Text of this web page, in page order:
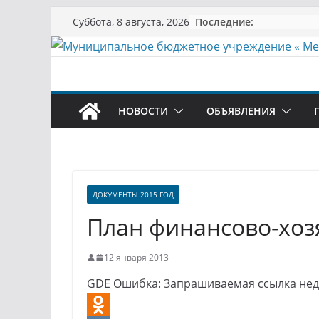
Перейти
к
содержимому
Суббота, 8 августа, 2026 Последние:
НОВОСТИ ОБЪЯВЛЕНИЯ
ДОКУМЕНТЫ 2015 ГОД
План финансово-
12 января 2013
GDE Ошибка: Запрашиваемая ссылка